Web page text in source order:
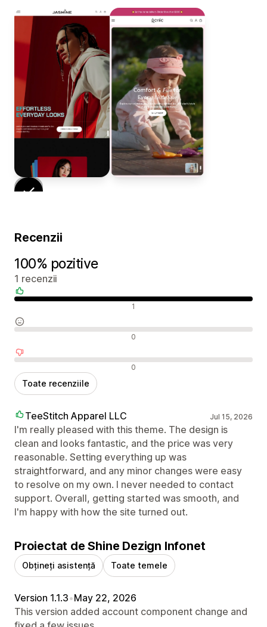
Recenzii
100% pozitive
1 recenzii
1
0
0
Toate recenziile
TeeStitch Apparel LLC Jul 15, 2026
I'm really pleased with this theme. The design is
clean and looks fantastic, and the price was very
reasonable. Setting everything up was
straightforward, and any minor changes were easy
to resolve on my own. I never needed to contact
support. Overall, getting started was smooth, and
I'm happy with how the site turned out.
Proiectat de Shine Dezign Infonet
Obțineți asistență Toate temele
Version 1.1.3•May 22, 2026
This version added account component change and